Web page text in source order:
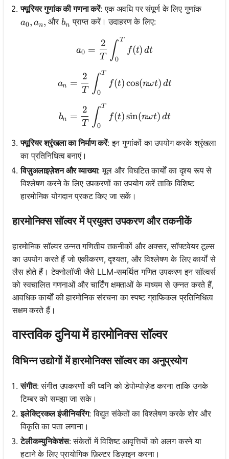
फ्यूरियर गुणांक की गणना करें: एक अवधि पर संपूर्ण के लिए गुणांक
a_0, a_n,
a0, an, और b_n
bn प्राप्त करें। उदाहरण के लिए:
a_0 = \frac{2}{T}
a0 =
T
2 ∫0
T
f(t) dt
a_n = \frac{2}{T}
an =
T
2 ∫0
T
f(t)cos(nωt) dt
b_n = \frac{2}{T}
bn =
T
2 ∫0
T
f(t)sin(nωt) dt
फ्यूरियर श्रृंखला का निर्माण करें: इन गुणांकों का उपयोग करके श्रृंखला
का प्रतिनिधित्व बनाएं।
विज़ुअलाइज़ेशन और व्याख्या: मूल और विघटित कार्यों का दृश्य रूप से
विश्लेषण करने के लिए उपकरणों का उपयोग करें ताकि विशिष्ट
हारमोनिक योगदान प्रकट किए जा सकें।
हारमोनिक्स सॉल्वर में प्रयुक्त उपकरण और तकनीकें
हारमोनिक सॉल्वर उन्नत गणितीय तकनीकों और अक्सर, सॉफ्टवेयर टूल्स
का उपयोग करते हैं जो एकीकरण, दृश्यता, और विश्लेषण के लिए कार्यों से
लैस होते हैं। टेक्नोलॉजी जैसे LLM-समर्थित गणित उपकरण इन सॉल्वर्स
को स्वचालित गणनाओं और चार्टिंग क्षमताओं के माध्यम से उन्नत करते हैं,
आवधिक कार्यों की हारमोनिक संरचना का स्पष्ट ग्राफिकल प्रतिनिधित्व
सक्षम करते हैं।
वास्तविक दुनिया में हारमोनिक्स सॉल्वर
विभिन्न उद्योगों में हारमोनिक्स सॉल्वर का अनुप्रयोग
संगीत: संगीत उपकरणों की ध्वनि को डेपोम्पोज़ेड करना ताकि उनके
टिम्बर को समझा जा सके।
इलेक्ट्रिकल इंजीनियरिंग: विद्युत संकेतों का विश्लेषण करके शोर और
विकृति का पता लगाना।
टेलीकम्युनिकेशंस: संकेतों में विशिष्ट आवृत्तियों को अलग करने या
हटाने के लिए प्रायोगिक फ़िल्टर डिज़ाइन करना।